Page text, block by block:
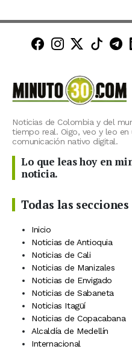
Minuto30 en
Minuto30
Noticias de Colombia y del
tiempo real. Oigo, veo y leo
comunicación nativo digital.
Lo que leas hoy en
noticia.
Todas las secciones
Inicio
Noticias de Antioquia
Noticias de Cali
Noticias de Manizales
Noticias de Envigado
Noticias de Sabaneta
Noticias Itagüí
Noticias de Copacabana
Alcaldía de Medellín
Internacional